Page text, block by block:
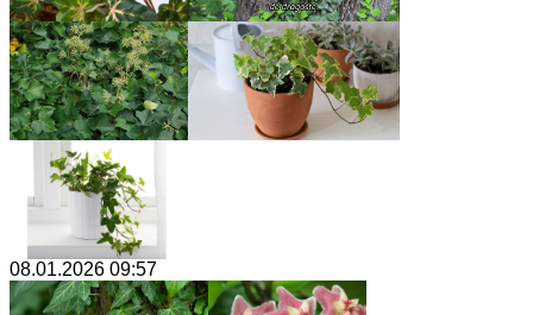
08.01.2026 09:57